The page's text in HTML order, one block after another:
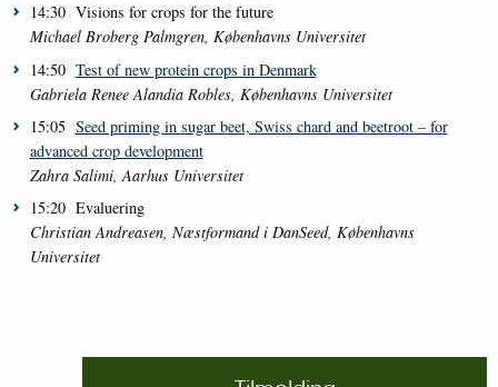
14:30 Visions for crops for the future
Michael Broberg Palmgren, Københavns Universitet
14:50 Test of new protein crops in Denmark
Gabriela Renee Alandia Robles, Københavns Universitet
15:05 Seed priming in sugar beet, Swiss chard and beetroot – for
advanced crop development
Zahra Salimi, Aarhus Universitet
15:20 Evaluering
Christian Andreasen, Næstformand i DanSeed, Københavns
Universitet